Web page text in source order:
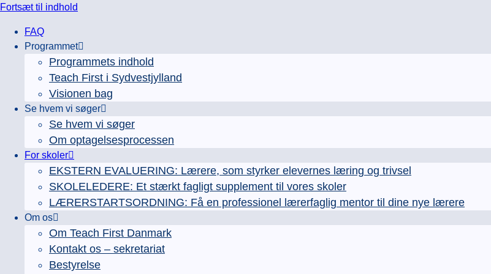
Fortsæt til indhold
FAQ
Programmet
Programmets indhold
Teach First i Sydvestjylland
Visionen bag
Se hvem vi søger
Se hvem vi søger
Om optagelsesprocessen
For skoler
EKSTERN EVALUERING: Lærere, som styrker elevernes læring og trivsel
SKOLELEDERE: Et stærkt fagligt supplement til vores skoler
LÆRERSTARTSORDNING: Få en professionel lærerfaglig mentor til dine nye lærere
Om os
Om Teach First Danmark
Kontakt os – sekretariat
Bestyrelse